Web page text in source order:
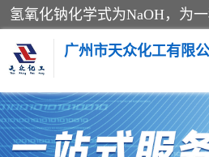
广州市天众化工有限
亚硝酸钠